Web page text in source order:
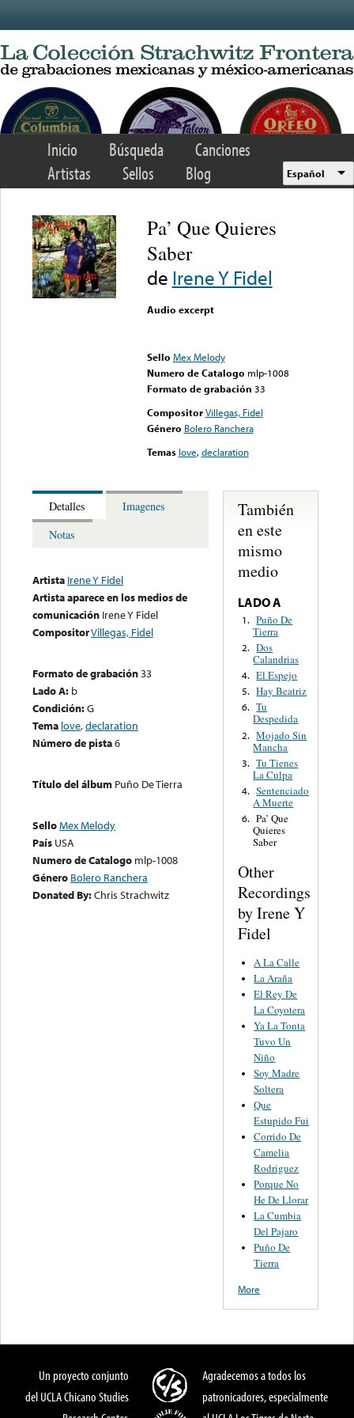
Inicio Búsqueda
Canciones
Artistas
Sellos Blog Español
Pa’ Que Quieres
Saber
de Irene Y Fidel
Audio excerpt
Sello Mex Melody
Numero de Catalogo mlp-1008
Formato de grabación 33
Compositor Villegas, Fidel
Género Bolero Ranchera
Temas love,declaration
Detalles
Imagenes
Notas
Artista Irene Y Fidel
Artista aparece en los medios de
comunicación Irene Y Fidel
CompositorVillegas, Fidel
Formato de grabación33
Lado A: b
Condición:G
Tema love,declaration
Número de pista6
Título del álbum Puño De Tierra
SelloMex Melody
País USA
Numero de Catalogo mlp-1008
Género Bolero Ranchera
Donated By:Chris Strachwitz
También
en este
mismo
medio
LADO A
1. Puño De
Tierra
2. Dos
Calandrias
4. El Espejo
5. Hay Beatriz
6. Tu
Despedida
2. Mojado Sin
Mancha
3. Tu Tienes
La Culpa
4. Sentenciado
A Muerte
6. Pa’ Que
Quieres
Saber
Other
Recordings
by Irene Y
Fidel
A La Calle
La Araña
El Rey De
La Coyotera
Ya La Tonta
Tuvo Un
Niño
Soy Madre
Soltera
Que
Estupido Fui
Corrido De
Camelia
Rodriguez
Porque No
He De Llorar
La Cumbia
Del Pajaro
Puño De
Tierra
More
Un proyecto conjunto
del UCLA Chicano Studies
Agradecemos a todos los
patronicadores, especialmente